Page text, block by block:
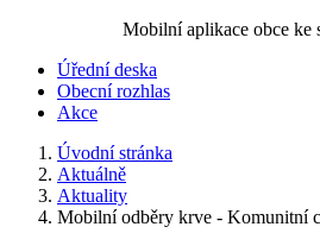
Mobilní aplikace obce ke
Úřední deska
Obecní rozhlas
Akce
Úvodní stránka
Aktuálně
Aktuality
Mobilní odběry krve - Komunitní